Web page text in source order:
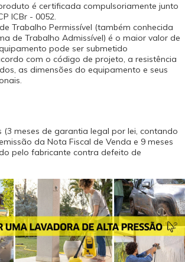
é certificada compulsoriamente junto
ICBr - 0052.
Trabalho Permissível (também conhecida
de Trabalho Admissível) é o maior valor de
pode ser submetido
com o código de projeto, a resistência
as dimensões do equipamento e seus
(3 meses de garantia legal por lei, contando
da Nota Fiscal de Venda e 9 meses
pelo fabricante contra defeito de